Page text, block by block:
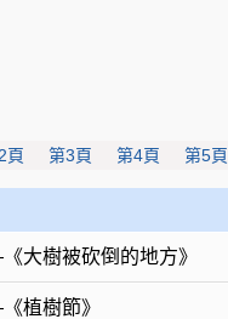
頁 第3頁 第4頁 第5頁
大樹被砍倒的地方》
植樹節》